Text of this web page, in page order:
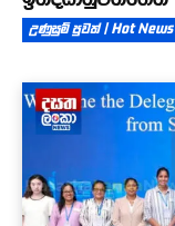
උණුසුම් පුවත් | Hot News